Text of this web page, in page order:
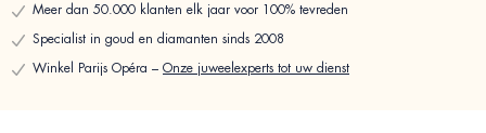
Meer dan 50.000 klanten elk jaar voor 100% tevreden
Specialist in goud en diamanten sinds 2008
Winkel Parijs Opéra – Onze juweelexperts tot uw dienst